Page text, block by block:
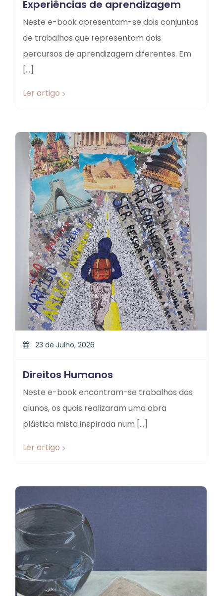
Experiências de aprendizagem
Neste e-book apresentam-se dois conjuntos
de trabalhos que representam dois
percursos de aprendizagem diferentes. Em
[…]
Ler artigo
23 de Julho, 2026
Direitos Humanos
Neste e-book encontram-se trabalhos dos
alunos, os quais realizaram uma obra
plástica mista inspirada num […]
Ler artigo